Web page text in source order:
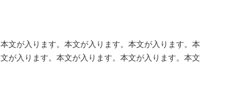
文が入ります。本文が入ります。本文が入ります。本
が入ります。本文が入ります。本文が入ります。本文